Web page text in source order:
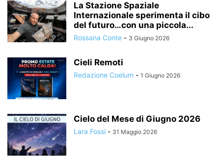
La Stazione Spaziale
Internazionale sperimenta il cibo
del futuro…con una piccola...
Rossana Conte - 3 Giugno 2026
Cieli Remoti
Redazione Coelum - 1 Giugno 2026
Cielo del Mese di Giugno 2026
Lara Fossi - 31 Maggio 2026